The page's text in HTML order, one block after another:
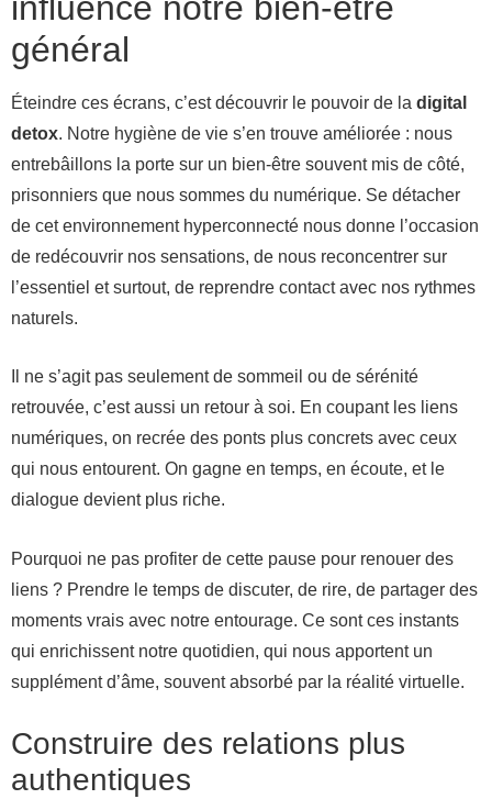
général
Éteindre ces écrans, c’est découvrir le pouvoir de la digital
detox. Notre hygiène de vie s’en trouve améliorée : nous
entrebâillons la porte sur un bien-être souvent mis de côté,
prisonniers que nous sommes du numérique. Se détacher
de cet environnement hyperconnecté nous donne l’occasion
de redécouvrir nos sensations, de nous reconcentrer sur
l’essentiel et surtout, de reprendre contact avec nos rythmes
naturels.
Il ne s’agit pas seulement de sommeil ou de sérénité
retrouvée, c’est aussi un retour à soi. En coupant les liens
numériques, on recrée des ponts plus concrets avec ceux
qui nous entourent. On gagne en temps, en écoute, et le
dialogue devient plus riche.
Pourquoi ne pas profiter de cette pause pour renouer des
liens ? Prendre le temps de discuter, de rire, de partager des
moments vrais avec notre entourage. Ce sont ces instants
qui enrichissent notre quotidien, qui nous apportent un
supplément d’âme, souvent absorbé par la réalité virtuelle.
Construire des relations plus
authentiques